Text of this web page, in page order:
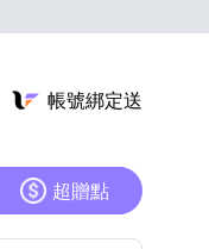
帳號綁定送
超贈點